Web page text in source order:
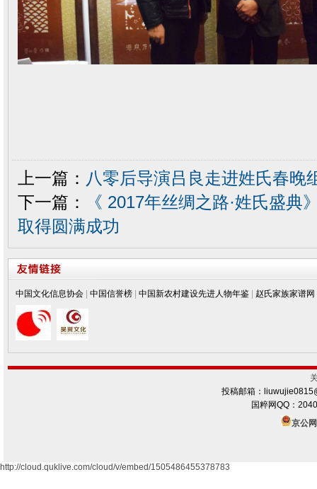
上一篇： 八零后导演吕良走进姓氏春晚
下一篇：
《 2017年丝绸之路·姓氏盛典
取得圆满成功
中国文化信息协会 | 中国信誉榜 | 中国新农村建设先进人物年鉴 | 赵氏家族家谱网
投稿邮箱：
国粹网QQ：
京公
http://cloud.quklive.com/cloud/v/embed/1505486455378783